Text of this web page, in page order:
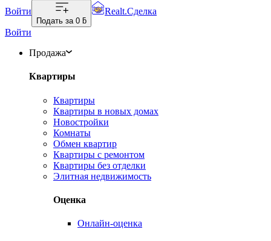
Войти
Подать за 0 ƃ
Realt.Сделка
Войти
Продажа
Квартиры
Квартиры
Квартиры в новых домах
Новостройки
Комнаты
Обмен квартир
Квартиры с ремонтом
Квартиры без отделки
Элитная недвижимость
Оценка
Онлайн-оценка